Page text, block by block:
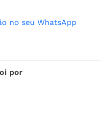
no seu WhatsApp
por